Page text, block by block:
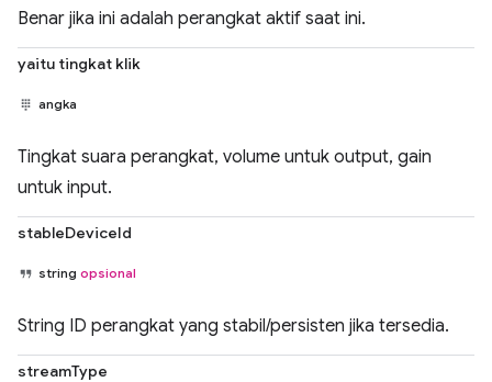
Benar jika ini adalah perangkat aktif saat ini.
yaitu tingkat klik
angka
Tingkat suara perangkat, volume untuk output, gain
untuk input.
stableDeviceId
string opsional
String ID perangkat yang stabil/persisten jika tersedia.
streamType